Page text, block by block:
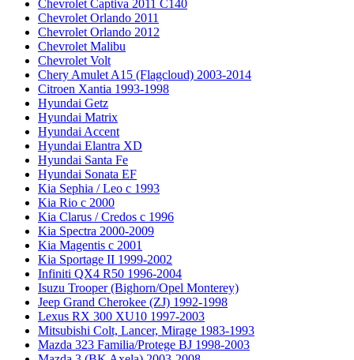
Chevrolet Captiva 2011 C140
Chevrolet Orlando 2011
Chevrolet Orlando 2012
Chevrolet Malibu
Chevrolet Volt
Chery Amulet A15 (Flagcloud) 2003-2014
Citroen Xantia 1993-1998
Hyundai Getz
Hyundai Matrix
Hyundai Accent
Hyundai Elantra XD
Hyundai Santa Fe
Hyundai Sonata EF
Kia Sephia / Leo с 1993
Kia Rio с 2000
Kia Clarus / Credos с 1996
Kia Spectra 2000-2009
Kia Magentis с 2001
Kia Sportage II 1999-2002
Infiniti QX4 R50 1996-2004
Isuzu Trooper (Bighorn/Opel Monterey)
Jeep Grand Cherokee (ZJ) 1992-1998
Lexus RX 300 XU10 1997-2003
Mitsubishi Colt, Lancer, Mirage 1983-1993
Mazda 323 Familia/Protege BJ 1998-2003